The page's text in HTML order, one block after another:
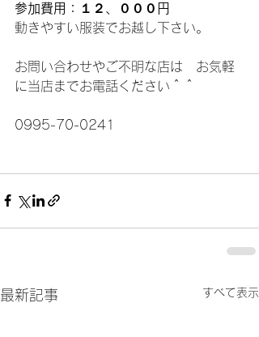
参加費用：１２、０００円
動きやすい服装でお越し下さい。
お問い合わせやご不明な店は　お気軽
に当店までお電話ください＾＾
0995-70-0241
最新記事 すべて表示